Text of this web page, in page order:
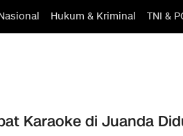
Hukum & Kriminal TNI &
Karaoke di Juanda